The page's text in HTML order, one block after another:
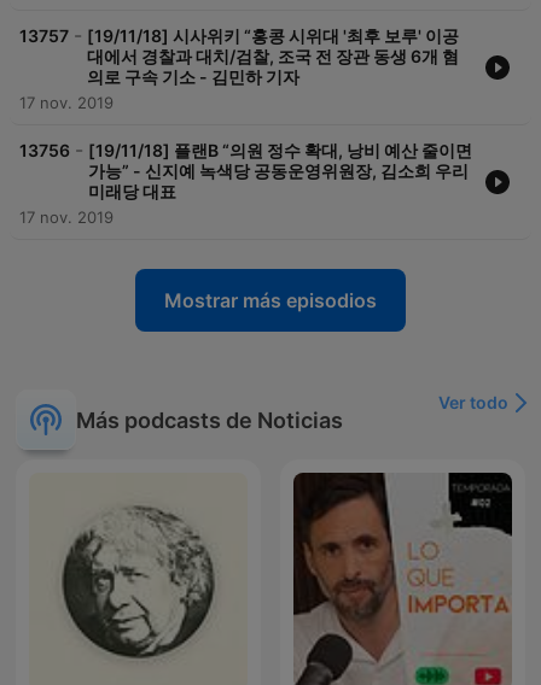
13757 - [19/11/18] 시사위키 “홍콩 시위대 '최후 보루' 이공
대에서 경찰과 대치/검찰, 조국 전 장관 동생 6개 혐
의로 구속 기소 - 김민하 기자
17 nov. 2019
13756 - [19/11/18] 플랜B “의원 정수 확대, 낭비 예산 줄이면
가능” - 신지예 녹색당 공동운영위원장, 김소희 우리
미래당 대표
17 nov. 2019
Mostrar más episodios
Más podcasts de Noticias
Ver todo